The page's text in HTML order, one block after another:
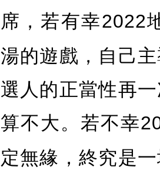
席，若有幸2022
湯的遊戲，自己
選人的正當性再
算不大。若不幸
定無緣，終究是